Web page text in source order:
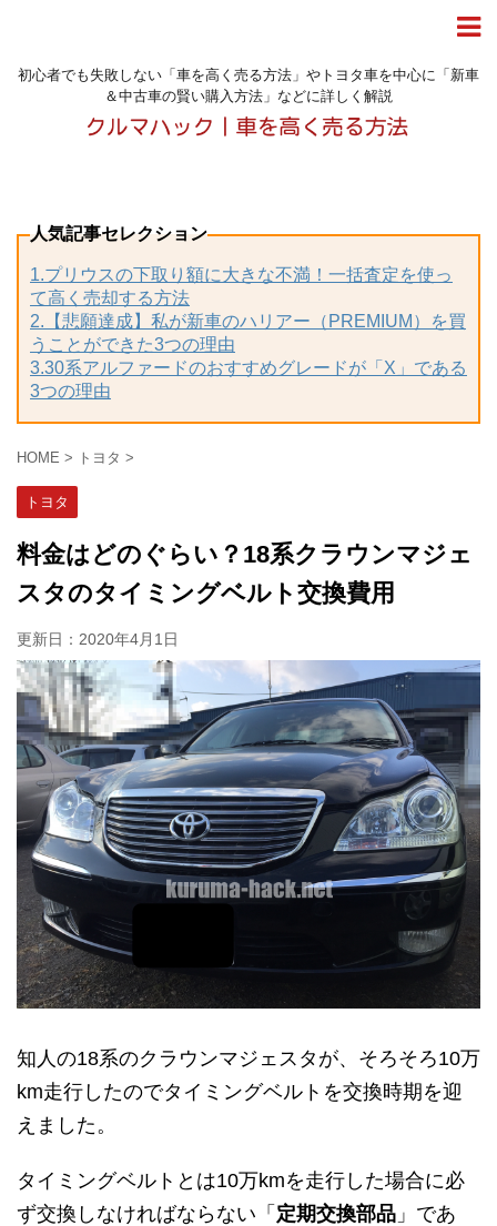
初心者でも失敗しない「車を高く売る方法」やトヨタ車を中心に「新車
＆中古車の賢い購入方法」などに詳しく解説
人気記事セレクション
1.プリウスの下取り額に大きな不満！一括査定を使っ
て高く売却する方法
2.【悲願達成】私が新車のハリアー（PREMIUM）を買
うことができた3つの理由
3.30系アルファードのおすすめグレードが「X」である
3つの理由
HOME > トヨタ >
トヨタ
料金はどのぐらい？18系クラウンマジェ
スタのタイミングベルト交換費用
更新日： 2020年4月1日
知人の18系のクラウンマジェスタが、そろそろ10万
km走行したのでタイミングベルトを交換時期を迎
えました。
タイミングベルトとは10万kmを走行した場合に必
ず交換しなければならない「 定期交換部品 」であ